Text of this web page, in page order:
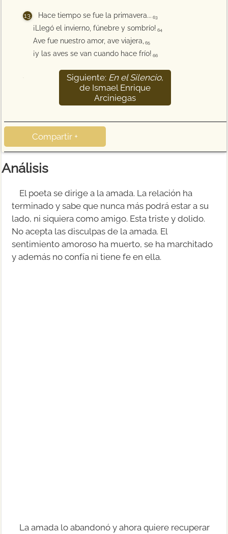
Hace tiempo se fue la primavera... 63
¡Llegó el invierno, fúnebre y sombrío! 64
Ave fue nuestro amor, ave viajera, 65
¡y las aves se van cuando hace frío! 66
Siguiente: En el Silencio,
de Ismael Enrique
Arciniegas
Compartir +
Análisis
El poeta se dirige a la amada. La relación ha
terminado y sabe que nunca más podrá estar a su
lado, ni siquiera como amigo. Esta triste y dolido.
No acepta las disculpas de la amada. El
sentimiento amoroso ha muerto, se ha marchitado
y además no confía ni tiene fe en ella.
La amada lo abandonó y ahora quiere recuperar